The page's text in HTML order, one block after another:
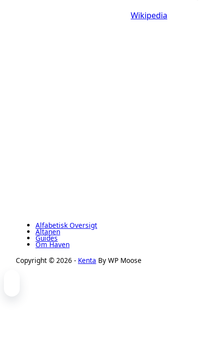
Wikipedia
Alfabetisk Oversigt
Altanen
Guides
Om Haven
Copyright © 2026 - Kenta By WP Moose